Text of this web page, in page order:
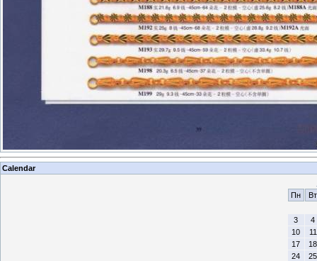
Calendar
Пн
Вт
3
4
10
11
17
18
24
25